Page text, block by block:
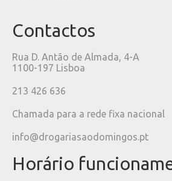
Contactos
Rua D. Antão de Almada, 4-A
1100-197 Lisboa
213 426 636
Chamada para a rede fixa nacional
info@drogariasaodomingos.pt
Horário